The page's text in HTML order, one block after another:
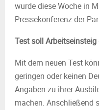
wurde diese Woche in
Pressekonferenz der
Test soll Arbeitseinsteig
Mit dem neuen Test
geringen oder keinen
Angaben zu ihrer
machen. Anschließend